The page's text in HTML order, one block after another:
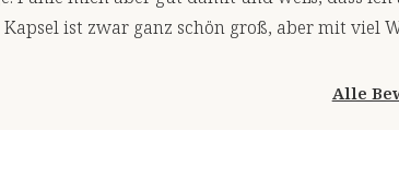
ist zwar ganz schön groß, aber mit viel
Alle